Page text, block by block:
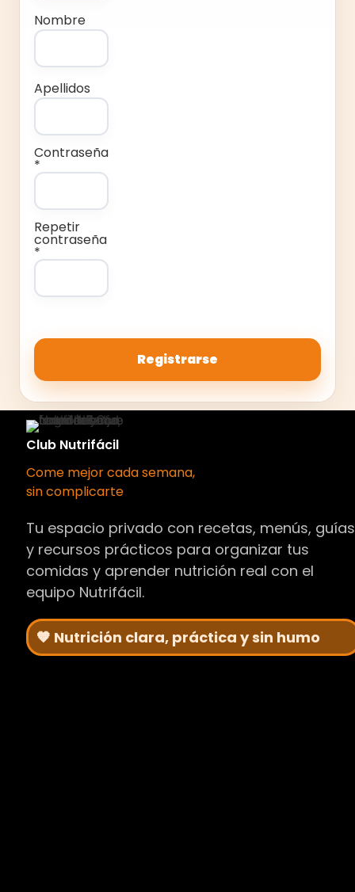
Nombre
Apellidos
Contraseña
*
Repetir
contraseña
*
Club Nutrifácil
Come mejor cada semana,
sin complicarte
Tu espacio privado con recetas, menús, guías
y recursos prácticos para organizar tus
comidas y aprender nutrición real con el
equipo Nutrifácil.
🧡 Nutrición clara, práctica y sin humo